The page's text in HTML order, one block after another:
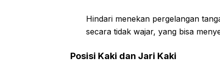
Hindari menekan pergelangan
secara tidak wajar, yang bisa
Posisi Kaki dan Jari Kaki